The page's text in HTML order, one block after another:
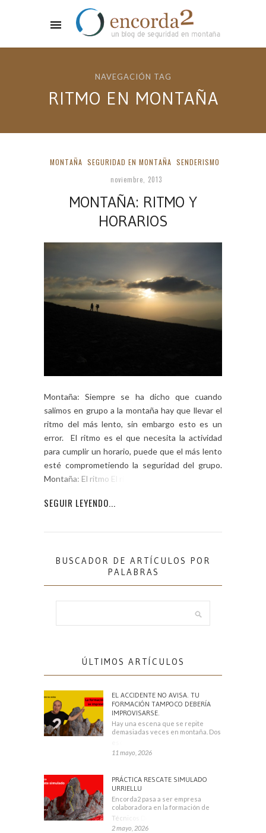
NAVEGACIÓN TAG
RITMO EN MONTAÑA
MONTAÑA SEGURIDAD EN MONTAÑA SENDERISMO
noviembre, 2013
MONTAÑA: RITMO Y
HORARIOS
Montaña: Siempre se ha dicho que cuando
salimos en grupo a la montaña hay que llevar el
ritmo del más lento, sin embargo esto es un
error. El ritmo es el que necesita la actividad
para cumplir un horario, puede que el más lento
esté comprometiendo la seguridad del grupo.
Montaña: El ritmo El ritmo […]
SEGUIR LEYENDO...
BUSCADOR DE ARTÍCULOS POR
PALABRAS
ÚLTIMOS ARTÍCULOS
EL ACCIDENTE NO AVISA. TU
FORMACIÓN TAMPOCO DEBERÍA
IMPROVISARSE.
Hay una escena que se repite
demasiadas veces en montaña. Dos
11 mayo, 2026
PRÁCTICA RESCATE SIMULADO
URRIELLU
Encorda2 pasa a ser empresa
colaboradora en la formación de
Técnicos Deportivos
2 mayo, 2026